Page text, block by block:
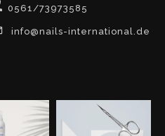
0561/73973585
info@nails-international.de